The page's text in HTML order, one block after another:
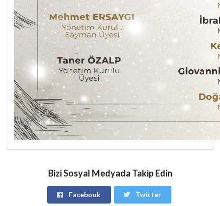
Bizi Sosyal Medyada Takip Edin
Facebook Twitter